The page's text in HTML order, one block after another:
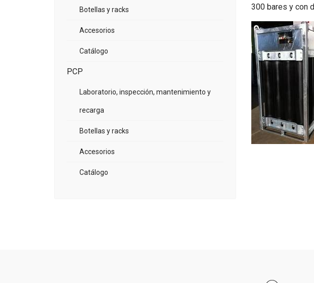
Botellas y racks
Accesorios
Catálogo
PCP
Laboratorio, inspección, mantenimiento y
recarga
Botellas y racks
Accesorios
Catálogo
300 bares y con